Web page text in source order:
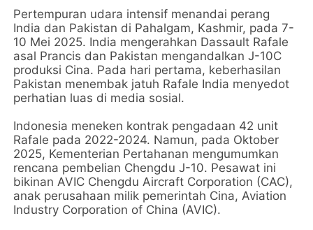
Pertempuran udara intensif menandai perang
India dan Pakistan di Pahalgam, Kashmir, pada 7-
10 Mei 2025. India mengerahkan Dassault Rafale
asal Prancis dan Pakistan mengandalkan J-10C
produksi Cina. Pada hari pertama, keberhasilan
Pakistan menembak jatuh Rafale India menyedot
perhatian luas di media sosial.
Indonesia meneken kontrak pengadaan 42 unit
Rafale pada 2022-2024. Namun, pada Oktober
2025, Kementerian Pertahanan mengumumkan
rencana pembelian Chengdu J-10. Pesawat ini
bikinan AVIC Chengdu Aircraft Corporation (CAC),
anak perusahaan milik pemerintah Cina, Aviation
Industry Corporation of China (AVIC).